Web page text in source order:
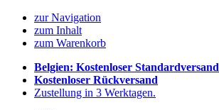
zur Navigation
zum Inhalt
zum Warenkorb
Belgien: Kostenloser Standardversand
Kostenloser Rückversand
Zustellung in 3 Werktagen.